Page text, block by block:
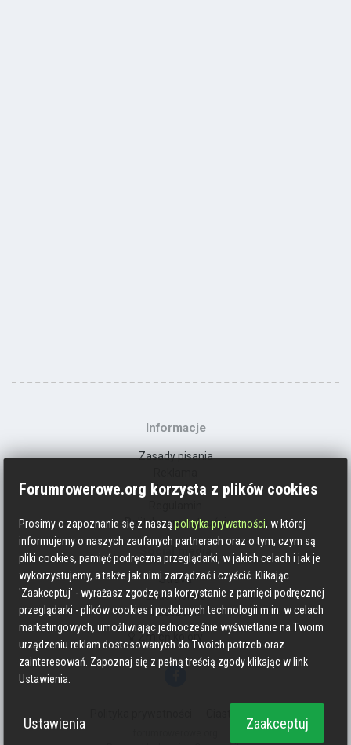
Informacje
Zasady pisania
Kontakt
Polityka prywatności
Social media
Strava
Endomondo
Facebook
Zmień kolory
Forumrowerowe.org korzysta z plików cookies
Prosimy o zapoznanie się z nasząpolityka prywatności, w której
informujemy o naszych zaufanych partnerach oraz o tym, czym są
pliki cookies, pamięć podręczna przeglądarki, w jakich celach i jak je
wykorzystujemy, a także jak nimi zarządzać i czyścić. Klikając
'Zaakceptuj' - wyrażasz zgodzę na korzystanie z pamięci podręcznej
przeglądarki - plików cookies i podobnych technologii m.in. w celach
marketingowych, umożliwiając jednocześnie wyświetlanie na Twoim
urządzeniu reklam dostosowanych do Twoich potrzeb oraz
zainteresowań. Zapoznaj się z pełną treścią zgody klikając w link
Ustawienia.
Ustawienia Zaakceptuj